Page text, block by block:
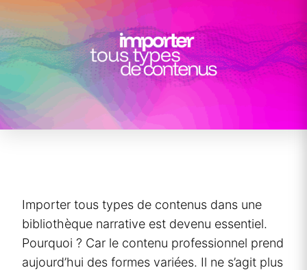
Importer tous types de contenus dans une
bibliothèque narrative est devenu essentiel.
Pourquoi ? Car le contenu professionnel prend
aujourd’hui des formes variées. Il ne s’agit plus